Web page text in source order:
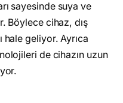
sayesinde suya ve
Böylece cihaz, dış
hale geliyor. Ayrıca
de cihazın uzun